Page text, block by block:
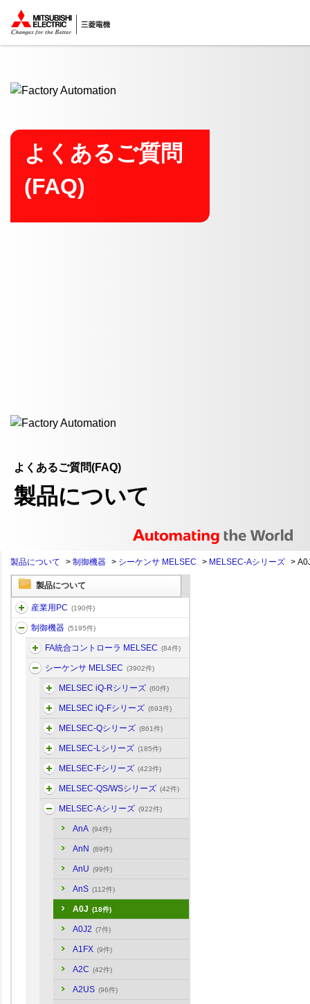
ここから本文
よくあるご質問
(FAQ)
よくあるご質問(FAQ)
製品について
製品について > 制御機器 > シーケンサ MELSEC > MELSEC-Aシリーズ >
製品について
産業用PC (190件)
制御機器 (5195件)
FA統合コントローラ MELSEC (84件)
シーケンサ MELSEC (3902件)
MELSEC iQ-Rシリーズ (60件)
MELSEC iQ-Fシリーズ (693件)
MELSEC-Qシリーズ (861件)
MELSEC-Lシリーズ (185件)
MELSEC-Fシリーズ (423件)
MELSEC-QS/WSシリーズ (42件)
MELSEC-Aシリーズ (922件)
AnA (94件)
AnN (89件)
AnU (99件)
AnS (112件)
A0J (18件)
A0J2 (7件)
A1FX (9件)
A2C (42件)
A2US (96件)